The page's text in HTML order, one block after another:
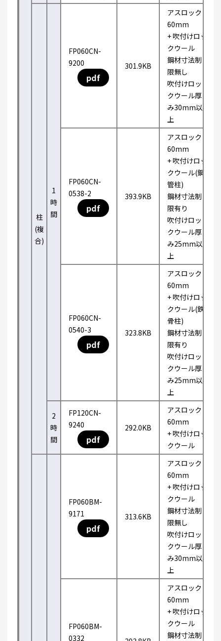
柱
(複
合)
1
時
間
FP060CN-
9200
pdf
301.9KB
アスロック
60mm
+ 吹付けロッ
クウール
鋼材寸法制
限無し
吹付けロッ
クウール厚
み30mm以
上
FP060CN-
0538-2
pdf
393.9KB
アスロック
60mm
+ 吹付けロッ
クウール(鋼
管柱)
鋼材寸法制
限有り
吹付けロッ
クウール厚
み25mm以
上
FP060CN-
0540-3
pdf
323.8KB
アスロック
60mm
+ 吹付けロッ
クウール(鉄
骨柱)
鋼材寸法制
限有り
吹付けロッ
クウール厚
み25mm以
上
2
時
間
FP120CN-
9240
pdf
292.0KB
アスロック
60mm
+ 吹付けロッ
クウール
FP060BM-
9171
pdf
313.6KB
アスロック
60mm
+ 吹付けロッ
クウール
鋼材寸法制
限無し
吹付けロッ
クウール厚
み30mm以
上
FP060BM-
0332
アスロック
60mm
+ 吹付けロッ
クウール
鋼材寸法制